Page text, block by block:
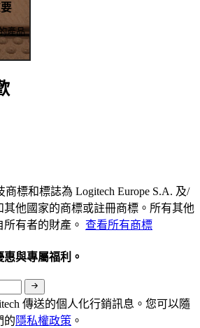
產品
標和標誌為 Logitech Europe S.A. 及/
他國家的商標或註冊商標。所有其他
有者的財產。 查看所有商標
與專屬福利。
傳送的個人化行銷訊息。您可以隨
的隱私權政策 。